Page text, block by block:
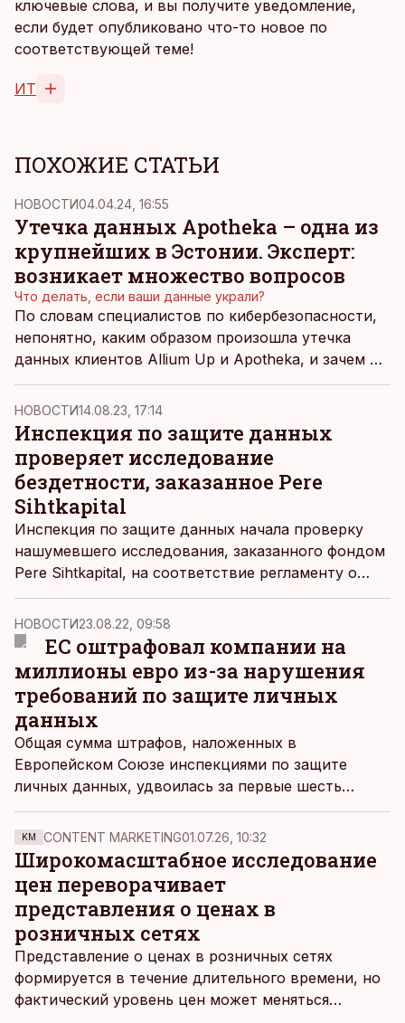
ключевые слова, и вы получите уведомление,
если будет опубликовано что-то новое по
соответствующей теме!
ИТ
ПОХОЖИЕ СТАТЬИ
НОВОСТИ04.04.24, 16:55
Утечка данных Apotheka – одна из
крупнейших в Эстонии. Эксперт:
возникает множество вопросов
Что делать, если ваши данные украли?
По словам специалистов по кибербезопасности,
непонятно, каким образом произошла утечка
данных клиентов Allium Up и Apotheka, и зачем в
принципе данные хранились так долго и в таких
объемах.
НОВОСТИ14.08.23, 17:14
Инспекция по защите данных
проверяет исследование
бездетности, заказанное Pere
Sihtkapital
Инспекция по защите данных начала проверку
нашумевшего исследования, заказанного фондом
Pere Sihtkapital, на соответствие регламенту о
защите персональных данных и Закону о защите
персональных данных, сообщает ведомство.
НОВОСТИ23.08.22, 09:58
ЕС оштрафовал компании на
миллионы евро из-за нарушения
требований по защите личных
данных
Общая сумма штрафов, наложенных в
Европейском Союзе инспекциями по защите
личных данных, удвоилась за первые шесть
месяцев этого года. За нарушение требований
постановления о защите личных данных (англ.
аббревиатура GDPR) компании были
оштрафованы на миллионы евро.
KM CONTENT MARKETING01.07.26, 10:32
Широкомасштабное исследование
цен переворачивает
представления о ценах в
розничных сетях
Представление о ценах в розничных сетях
формируется в течение длительного времени, но
фактический уровень цен может меняться